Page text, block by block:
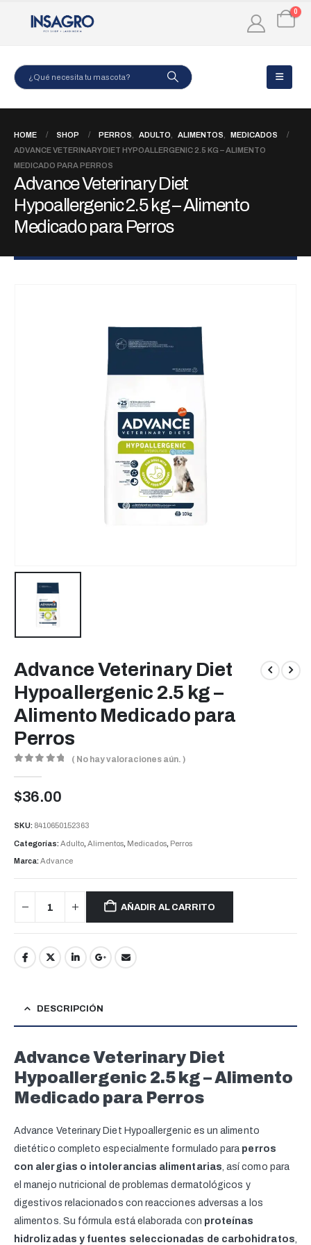
0
HOME SHOP PERROS ADULTO ALIMENTOS
MEDICADOS
ADVANCE VETERINARY DIET HYPOALLERGENIC 2.5 KG – ALIMENTO
MEDICADO PARA PERROS
Advance Veterinary Diet
Hypoallergenic 2.5 kg – Alimento
Medicado para Perros
Advance Veterinary Diet
Hypoallergenic 2.5 kg –
Alimento Medicado para
Perros
( No hay valoraciones aún. )
$36.00
SKU: 8410650152363
Categorías:Adulto, Alimentos, Medicados, Perros
Marca:Advance
AÑADIR AL CARRITO
DESCRIPCIÓN
Advance Veterinary Diet
Hypoallergenic 2.5 kg – Alimento
Medicado para Perros
Advance Veterinary Diet Hypoallergenic es un alimento
dietético completo especialmente formulado para perros
con alergias o intolerancias alimentarias , así como para
el manejo nutricional de problemas dermatológicos y
digestivos relacionados con reacciones adversas a los
alimentos. Su fórmula está elaborada con proteínas
hidrolizadas y fuentes seleccionadas de carbohidratos